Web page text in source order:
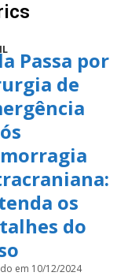
Passa por
de
os
do
em 10/12/2024